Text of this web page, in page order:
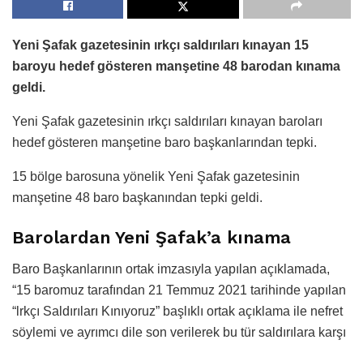
Yeni Şafak gazetesinin ırkçı saldırıları kınayan 15
baroyu hedef gösteren manşetine 48 barodan kınama
geldi.
Yeni Şafak gazetesinin ırkçı saldırıları kınayan baroları
hedef gösteren manşetine baro başkanlarından tepki.
15 bölge barosuna yönelik Yeni Şafak gazetesinin
manşetine 48 baro başkanından tepki geldi.
Barolardan Yeni Şafak’a kınama
Baro Başkanlarının ortak imzasıyla yapılan açıklamada,
“15 baromuz tarafından 21 Temmuz 2021 tarihinde yapılan
“lrkçı Saldırıları Kınıyoruz” başlıklı ortak açıklama ile nefret
söylemi ve ayrımcı dile son verilerek bu tür saldırılara karşı